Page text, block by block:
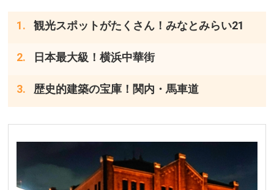
観光スポットがたくさん！みなとみらい21
日本最大級！横浜中華街
歴史的建築の宝庫！関内・馬車道